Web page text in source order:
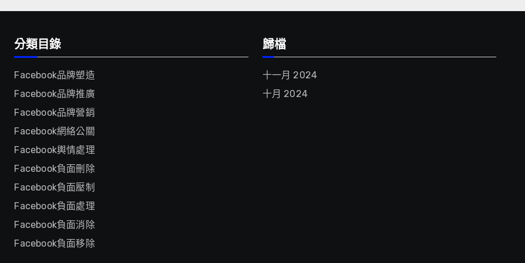
分類目錄
Facebook品牌塑造
Facebook品牌推廣
Facebook品牌營銷
Facebook網絡公關
Facebook輿情處理
Facebook負面刪除
Facebook負面壓制
Facebook負面處理
Facebook負面消除
Facebook負面移除
歸檔
十一月 2024
十月 2024